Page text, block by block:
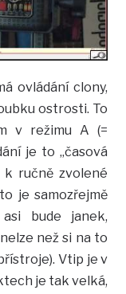
ovládání clony,
ostrosti. To
v režimu A (=
je to „časová
k ručně zvolené
je samozřejmě
bude janek,
než si na to
Vtip je v
je tak velká,